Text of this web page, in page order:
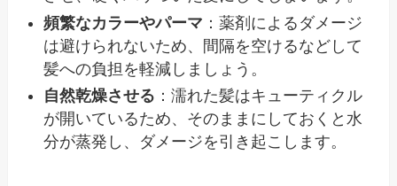
頻繁なカラーやパーマ ：薬剤によるダメージ
は避けられないため、間隔を空けるなどして
髪への負担を軽減しましょう。
自然乾燥させる ：濡れた髪はキューティクル
が開いているため、そのままにしておくと水
分が蒸発し、ダメージを引き起こします。